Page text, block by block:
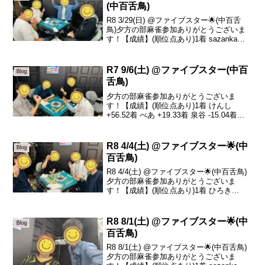
(中百舌鳥)
R8 3/29(日) @ファイブスター🌟(中百舌
鳥)夕方の部麻雀参加ありがとうございま
す！【成績】(順位点あり)1着 sazanka
s...
Blog
R7 9/6(土) @ファイブスター(中百
舌鳥)
夕方の部麻雀参加ありがとうございま
す！【成績】(順位点あり)1着 けんし
+56.52着 べあ +19.33着 泉谷 -15.04着
力者同士の夕方の部！制...
Blog
R8 4/4(土) @ファイブスター🌟(中
百舌鳥)
R8 4/4(土) @ファイブスター🌟(中百舌鳥)
夕方の部麻雀参加ありがとうございま
す！【成績】(順位点あり)1着 ひろき
ップはひろきさ...
Blog
R8 8/1(土) @ファイブスター🌟(中
百舌鳥)
R8 8/1(土) @ファイブスター🌟(中百舌鳥)
夕方の部麻雀参加ありがとうございま